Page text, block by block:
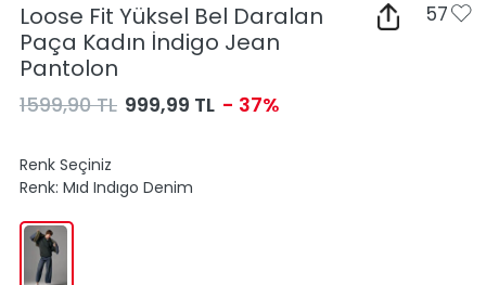
Loose Fit Yüksel Bel Daralan
Paça Kadın İndigo Jean
Pantolon
57
1599,90 TL 999,99 TL - 37%
Renk Seçiniz
Renk: Mıd Indıgo Denim